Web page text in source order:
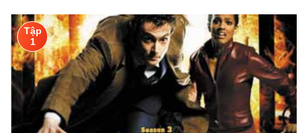
Tập
1